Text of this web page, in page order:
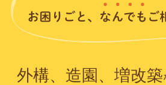
外構、造園、増改築